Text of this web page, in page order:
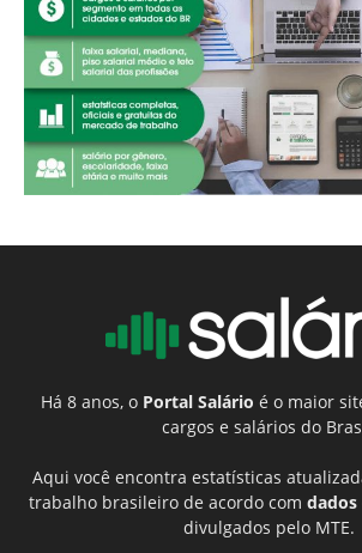
Há 8 anos, o Portal Salário é o maior
cargos e salários do
Aqui você encontra estatísticas
trabalho brasileiro de acordo com dados
divulgados pelo MTE.